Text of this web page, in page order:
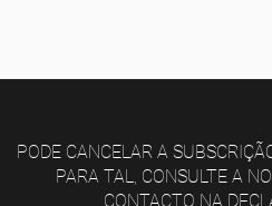
PODE CANCELAR A
PARA TAL, CONSULTE A
CONTACTO NA